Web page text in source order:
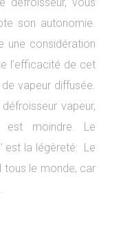
son autonomie.
une considération
l’efficacité de cet
vapeur diffusée.
vapeur,
est moindre. Le
est la légèreté: Le
tous le monde, car